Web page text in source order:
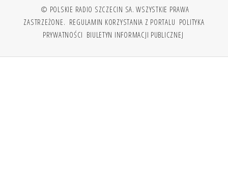
© POLSKIE RADIO SZCZECIN SA. WSZYSTKIE PRAWA
ZASTRZEŻONE. REGULAMIN KORZYSTANIA Z PORTALU POLITYKA
PRYWATNOŚCI BIULETYN INFORMACJI PUBLICZNEJ